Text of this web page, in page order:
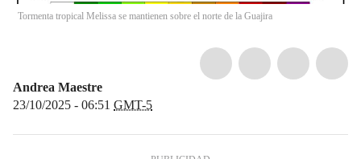
Tormenta tropical Melissa se mantienen sobre el norte de la Guajira
Andrea Maestre
23/10/2025 - 06:51 GMT-5